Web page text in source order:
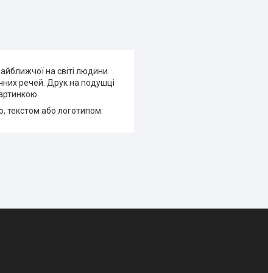
на світі людини.
речей. Друк на подушці
текстом або логотипом.